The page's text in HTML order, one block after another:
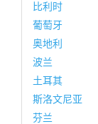
比利时
葡萄牙
奥地利
波兰
土耳其
斯洛文尼亚
芬兰